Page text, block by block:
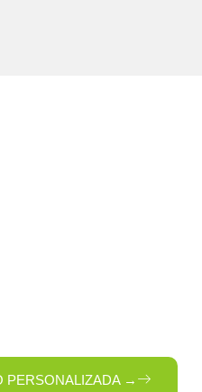
PERSONALIZADA →